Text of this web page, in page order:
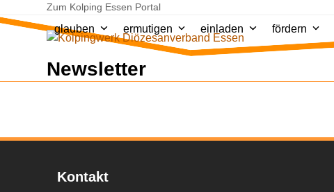
to
Zum Kolping Essen Portal
glauben ermutigen einladen fördern
Newsletter
Kontakt